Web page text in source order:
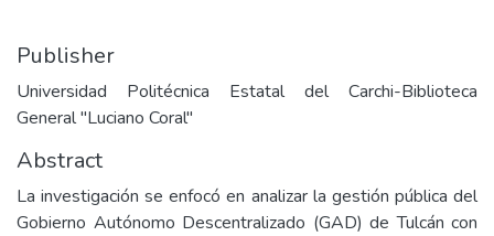
Publisher
Universidad Politécnica Estatal del Carchi-Biblioteca
General "Luciano Coral"
Abstract
La investigación se enfocó en analizar la gestión pública del
Gobierno Autónomo Descentralizado (GAD) de Tulcán con